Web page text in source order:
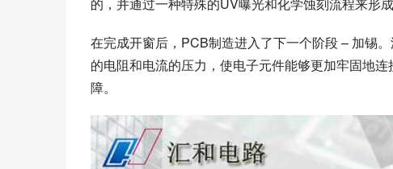
在完成开窗后，PCB制造进入了下一个阶段 – 加锡
的电阻和电流的压力，使电子元件能够更加牢固地
障。